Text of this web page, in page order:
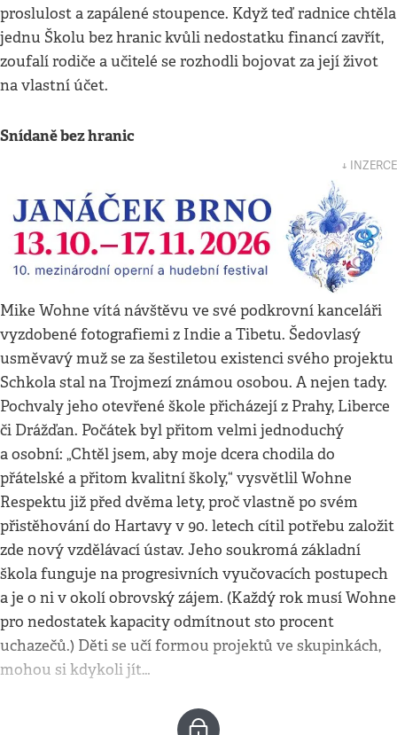
proslulost a zapálené stoupence. Když teď radnice chtěla
jednu Školu bez hranic kvůli nedostatku financí zavřít,
zoufalí rodiče a učitelé se rozhodli bojovat za její život
na vlastní účet.
Snídaně bez hranic
↓ INZERCE
Mike Wohne vítá návštěvu ve své podkrovní kanceláři
vyzdobené fotografiemi z Indie a Tibetu. Šedovlasý
usměvavý muž se za šestiletou existenci svého projektu
Schkola stal na Trojmezí známou osobou. A nejen tady.
Pochvaly jeho otevřené škole přicházejí z Prahy, Liberce
či Drážďan. Počátek byl přitom velmi jednoduchý
a osobní: „Chtěl jsem, aby moje dcera chodila do
přátelské a přitom kvalitní školy,“ vysvětlil Wohne
Respektu již před dvěma lety, proč vlastně po svém
přistěhování do Hartavy v 90. letech cítil potřebu založit
zde nový vzdělávací ústav. Jeho soukromá základní
škola funguje na progresivních vyučovacích postupech
a je o ni v okolí obrovský zájem. (Každý rok musí Wohne
pro nedostatek kapacity odmítnout sto procent
uchazečů.) Děti se učí formou projektů ve skupinkách,
mohou si kdykoli jít…